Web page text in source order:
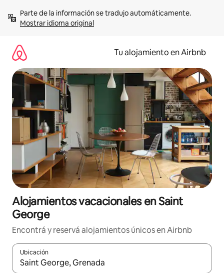
contenidoMostrar idioma original
Tu alojamiento en Airbnb
Alojamientos vacacionales en Saint
George
Encontrá y reservá alojamientos únicos en Airbnb
Ubicación
Cuando los resultados estén disponibles, navegá con las